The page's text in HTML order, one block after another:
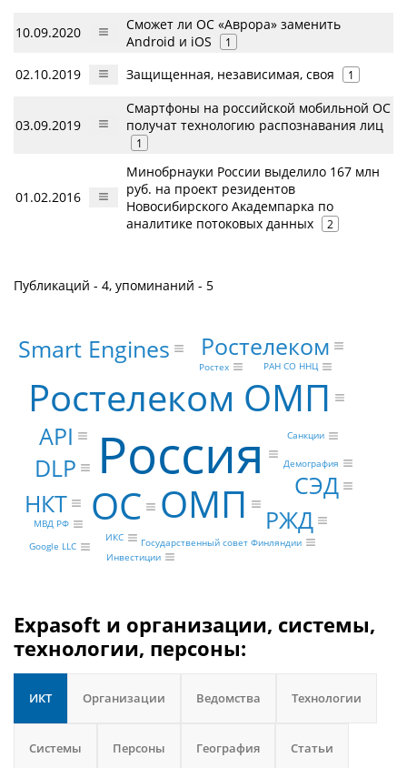
10.09.2020
Сможет ли ОС «Аврора» заменить
Android и iOS
1
02.10.2019 Защищенная, независимая, своя 1
03.09.2019
Смартфоны на российской мобильной ОС
получат технологию распознавания лиц
1
01.02.2016
Минобрнауки России выделило 167 млн
руб. на проект резидентов
Новосибирского Академпарка по
аналитике потоковых данных
2
Публикаций - 4, упоминаний - 5
Россия
Ростелеком ОМП
ОС ОМП
Ростелеком
Smart Engines
РЖД
API
DLP
СЭД
НКТ
Google LLC
РАН СО ННЦ
ИКС
Ростех
Государственный совет Финляндии
МВД РФ
Демография
Инвестиции
Санкции
Expasoft и организации, системы,
технологии, персоны:
ИКТ Организации Ведомства Технологии
Системы Персоны География Статьи